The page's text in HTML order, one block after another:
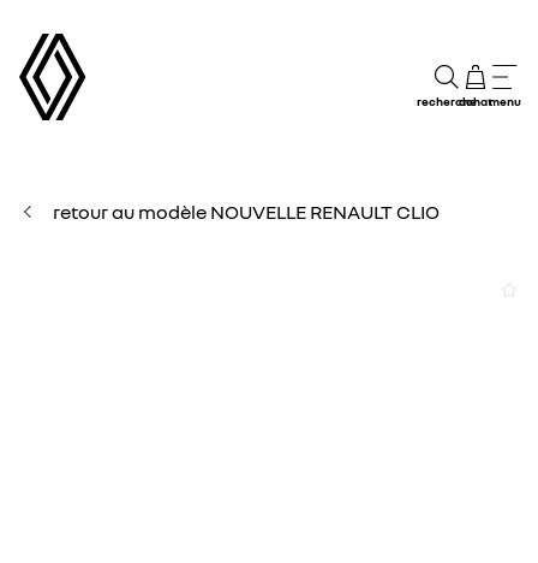
rechercheachatmenu
retour au modèle NOUVELLE RENAULT CLIO